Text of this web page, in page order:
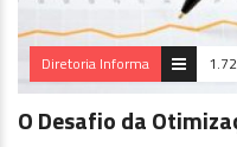
Diretoria Informa
O Desafio da